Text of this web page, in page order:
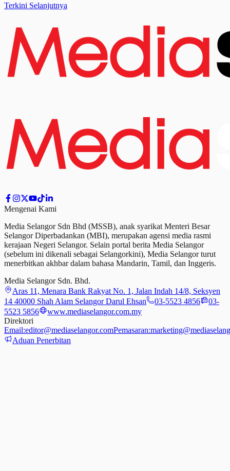
Terkini Selanjutnya
Mengenai Kami
Media Selangor Sdn Bhd (MSSB), anak syarikat Menteri Besar
Selangor Diperbadankan (MBI), merupakan agensi media rasmi
kerajaan Negeri Selangor. Selain portal berita Media Selangor
(sebelum ini dikenali sebagai Selangorkini), Media Selangor turut
menerbitkan akhbar dalam bahasa Mandarin, Tamil, dan Inggeris.
Media Selangor Sdn. Bhd.
Aras 11, Menara Bank Rakyat No. 1, Jalan Indah 14/8, Seksyen
14 40000 Shah Alam Selangor Darul Ehsan
03-5523 4856
03-
5523 5856
www.mediaselangor.com.my
Direktori
Email:editor@mediaselangor.comPemasaran:
Aduan Penerbitan